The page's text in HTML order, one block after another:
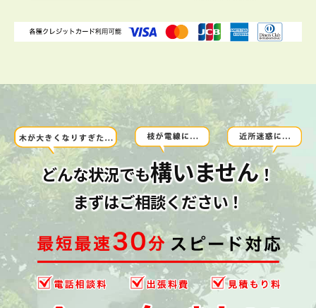
どんな状況でも構いません！
まずはご相談ください！